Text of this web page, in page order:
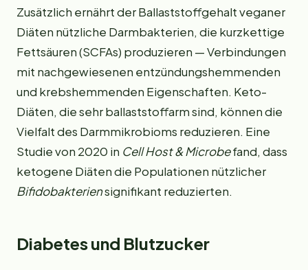
Zusätzlich ernährt der Ballaststoffgehalt veganer
Diäten nützliche Darmbakterien, die kurzkettige
Fettsäuren (SCFAs) produzieren — Verbindungen
mit nachgewiesenen entzündungshemmenden
und krebshemmenden Eigenschaften. Keto-
Diäten, die sehr ballaststoffarm sind, können die
Vielfalt des Darmmikrobioms reduzieren. Eine
Studie von 2020 in Cell Host & Microbefand, dass
ketogene Diäten die Populationen nützlicher
Bifidobakteriensignifikant reduzierten.
Diabetes und Blutzucker